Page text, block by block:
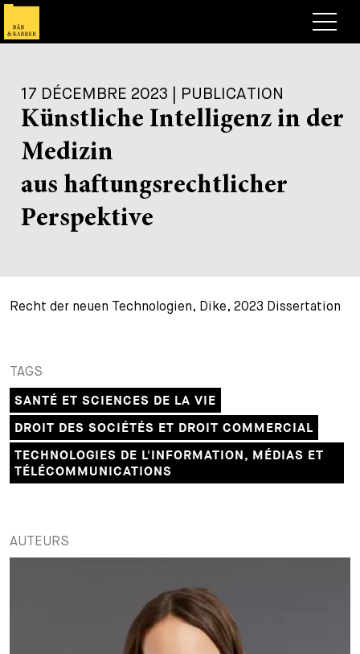
Competences
Deals & Cases
Corporate News
+
Publications
Briefing
À propos de nous
Stagiaires
Stagiaires de courte durée
Administration
+
+
Processus de candidature
Foire aux questions
Candidature spontanée
Votre carrière
Votre carrière chez nous
17 DÉCEMBRE 2023 | PUBLICATION
Künstliche Intelligenz in der
Medizin
aus haftungsrechtlicher
Perspektive
Recht der neuen Technologien, Dike, 2023 Dissertation
TAGS
SANTÉ ET SCIENCES DE LA VIE
DROIT DES SOCIÉTÉS ET DROIT COMMERCIAL
TECHNOLOGIES DE L'INFORMATION, MÉDIAS ET
TÉLÉCOMMUNICATIONS
AUTEURS